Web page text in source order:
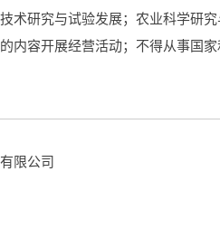
术研究与试验发展；农业科学研
内容开展经营活动；不得从事国
限公司